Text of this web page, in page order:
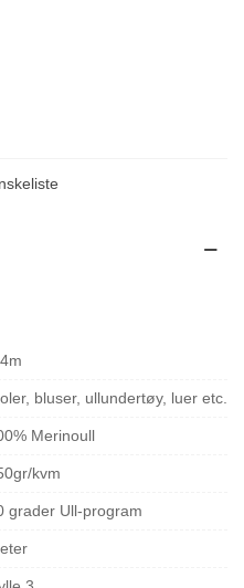
bluser, ullundertøy, luer etc.
Merinoull
kvm
grader Ull-program